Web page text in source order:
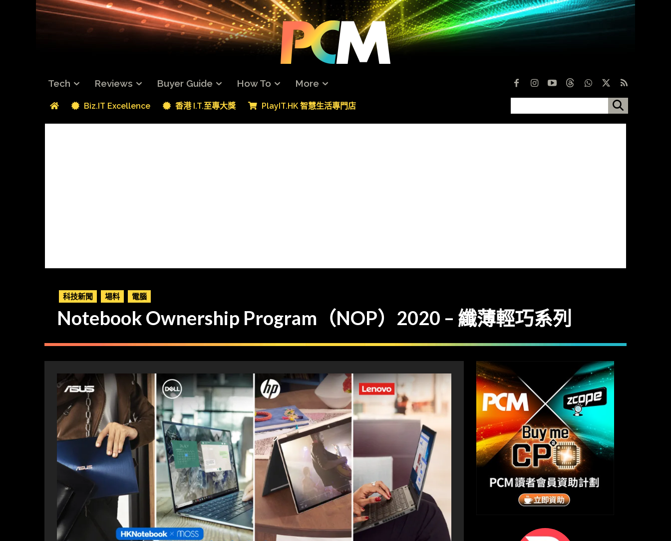
Tech Reviews Buyer Guide How To More
Biz.IT Excellence 香港 I.T.至專大獎 PlayIT.HK 智慧生活專門店
科技新聞 場料 電腦
Notebook Ownership Program（NOP）2020 – 纖薄輕巧系列